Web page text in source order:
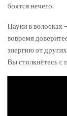
боятся нечего.
Пауки в волосках
вовремя
энергию от
Вы столкнётесь с